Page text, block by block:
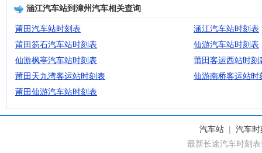
涵江汽车站到漳州汽车相关查询
莆田汽车站时刻表
涵江汽车站时刻表
莆田笏石汽车站时刻表
仙游汽车站时刻表
仙游枫亭汽车站时刻表
莆田客运西站时刻
莆田天九湾客运站时刻表
仙游南桥客运站时
莆田仙游汽车站时刻表
汽车站 | 汽车时
最新长途汽车时刻